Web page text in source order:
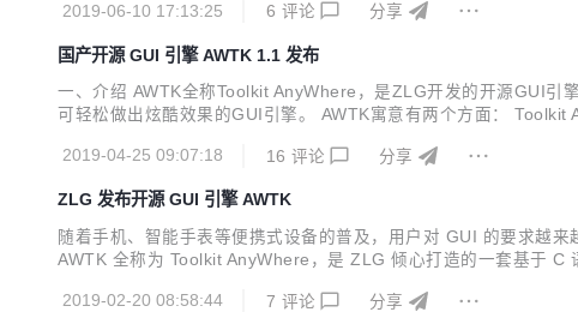
2019-06-10 17:13:25
6 评论 分享
国产开源 GUI 引擎 AWTK 1.1 发布
一、介绍 AWTK全称Toolkit AnyWhere，是ZLG开发的开源GUI引
可轻松做出炫酷效果的GUI引擎。 AWTK寓意有两个方面：
2019-04-25 09:07:18
16 评论 分享
ZLG 发布开源 GUI 引擎 AWTK
随着手机、智能手表等便携式设备的普及，用户对 GUI 的要求越
AWTK 全称为 Toolkit AnyWhere，是 ZLG 倾心打造的一套基于 C
2019-02-20 08:58:44
7 评论 分享